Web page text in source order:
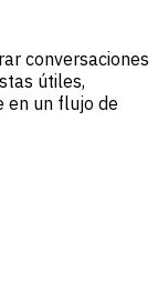
conversaciones
útiles,
en un flujo de